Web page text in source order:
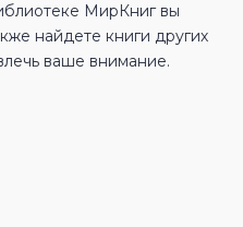
МирКниг вы
найдете книги других
ваше внимание.